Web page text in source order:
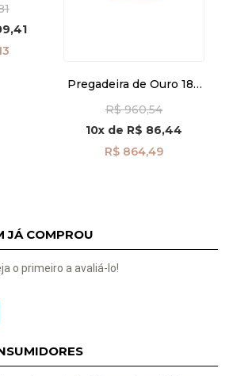
Pregadeira de Ouro 18k
R$ 960,54
10x de R$ 86,44
R$ 864,49
JÁ COMPROU
o primeiro a avaliá-lo!